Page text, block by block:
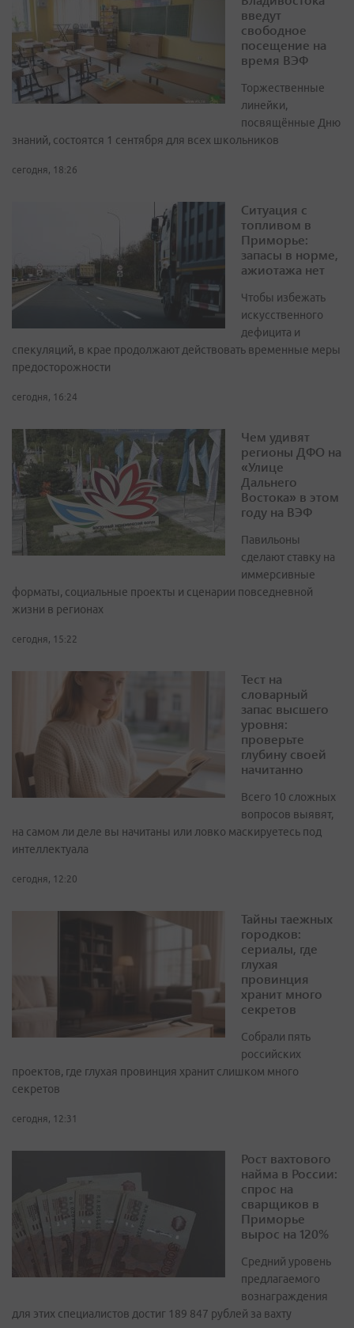
введут
свободное
посещение на
время ВЭФ
Торжественные
линейки,
посвящённые Дню
знаний, состоятся 1 сентября для всех школьников
сегодня, 18:26
Ситуация с
топливом в
Приморье:
запасы в норме,
ажиотажа нет
Чтобы избежать
искусственного
дефицита и
спекуляций, в крае продолжают действовать временные меры
предосторожности
сегодня, 16:24
Чем удивят
регионы ДФО на
«Улице
Дальнего
Востока» в этом
году на ВЭФ
Павильоны
сделают ставку на
иммерсивные
форматы, социальные проекты и сценарии повседневной
жизни в регионах
сегодня, 15:22
Тест на
словарный
запас высшего
уровня:
проверьте
глубину своей
начитанно
Всего 10 сложных
вопросов выявят,
на самом ли деле вы начитаны или ловко маскируетесь под
интеллектуала
сегодня, 12:20
Тайны таежных
городков:
сериалы, где
глухая
провинция
хранит много
секретов
Собрали пять
российских
проектов, где глухая провинция хранит слишком много
секретов
сегодня, 12:31
Рост вахтового
найма в России:
спрос на
сварщиков в
Приморье
вырос на 120%
Средний уровень
предлагаемого
вознаграждения
для этих специалистов достиг 189 847 рублей за вахту